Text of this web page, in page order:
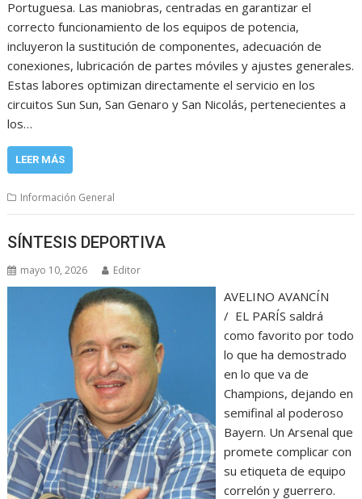
Portuguesa. Las maniobras, centradas en garantizar el
correcto funcionamiento de los equipos de potencia,
incluyeron la sustitución de componentes, adecuación de
conexiones, lubricación de partes móviles y ajustes generales.
Estas labores optimizan directamente el servicio en los
circuitos Sun Sun, San Genaro y San Nicolás, pertenecientes a
los…
LEER MÁS
Información General
SÍNTESIS DEPORTIVA
mayo 10, 2026 Editor
AVELINO AVANCÍN
/ EL PARÍS saldrá
como favorito por todo
lo que ha demostrado
en lo que va de
Champions, dejando en
semifinal al poderoso
Bayern. Un Arsenal que
promete complicar con
su etiqueta de equipo
correlón y guerrero.